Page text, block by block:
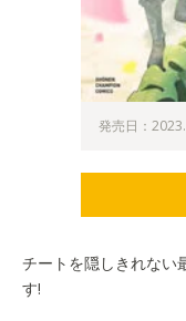
発売日：
チートを隠しきれない
す!